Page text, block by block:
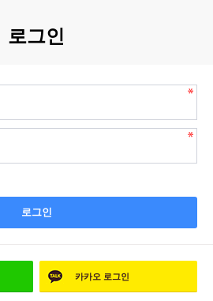
로그인
로그인
카카오 로그인